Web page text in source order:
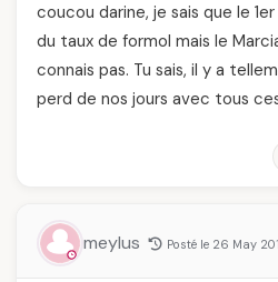
coucou darine, je sais que le
du taux de formol mais le
connais pas. Tu sais, il y a
perd de nos jours avec tous
meylus Posté le 26 May